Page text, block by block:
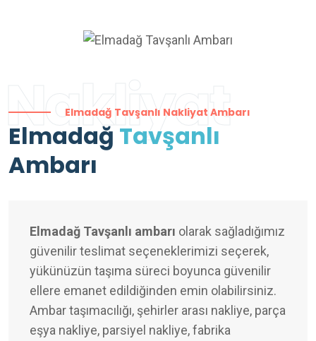
Nakliyat
Elmadağ Tavşanlı Nakliyat Ambarı
Elmadağ Tavşanlı
Ambarı
Elmadağ Tavşanlı ambarı olarak sağladığımız
güvenilir teslimat seçeneklerimizi seçerek,
yükünüzün taşıma süreci boyunca güvenilir
ellere emanet edildiğinden emin olabilirsiniz.
Ambar taşımacılığı, şehirler arası nakliye, parça
eşya nakliye, parsiyel nakliye, fabrika